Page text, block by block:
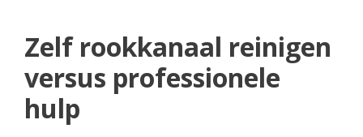
Zelf rookkanaal reinigen
versus professionele
hulp